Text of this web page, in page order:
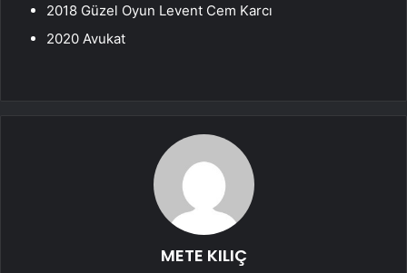
2018 Güzel Oyun Levent Cem Karcı
2020 Avukat
METE KILIÇ